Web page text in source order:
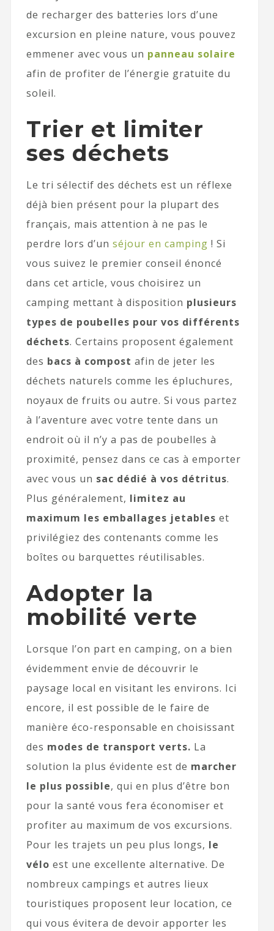
de recharger des batteries lors d’une
excursion en pleine nature, vous pouvez
emmener avec vous un panneau solaire
afin de profiter de l’énergie gratuite du
soleil.
Trier et limiter
ses déchets
Le tri sélectif des déchets est un réflexe
déjà bien présent pour la plupart des
français, mais attention à ne pas le
perdre lors d’un séjour en camping ! Si
vous suivez le premier conseil énoncé
dans cet article, vous choisirez un
camping mettant à disposition plusieurs
types de poubelles pour vos différents
déchets. Certains proposent également
des bacs à compost afin de jeter les
déchets naturels comme les épluchures,
noyaux de fruits ou autre. Si vous partez
à l’aventure avec votre tente dans un
endroit où il n’y a pas de poubelles à
proximité, pensez dans ce cas à emporter
avec vous un sac dédié à vos détritus.
Plus généralement, limitez au
maximum les emballages jetables et
privilégiez des contenants comme les
boîtes ou barquettes réutilisables.
Adopter la
mobilité verte
Lorsque l’on part en camping, on a bien
évidemment envie de découvrir le
paysage local en visitant les environs. Ici
encore, il est possible de le faire de
manière éco-responsable en choisissant
des modes de transport verts. La
solution la plus évidente est de marcher
le plus possible, qui en plus d’être bon
pour la santé vous fera économiser et
profiter au maximum de vos excursions.
Pour les trajets un peu plus longs, le
vélo est une excellente alternative. De
nombreux campings et autres lieux
touristiques proposent leur location, ce
qui vous évitera de devoir apporter les